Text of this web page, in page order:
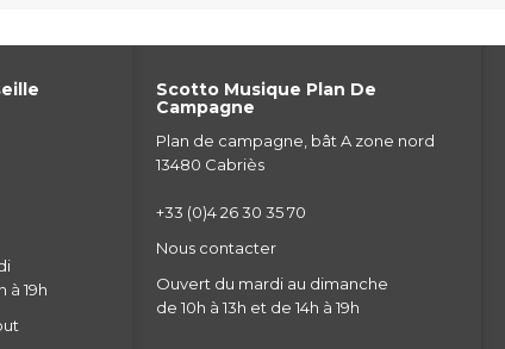
à 19h
Scotto Musique Plan De
Campagne
Plan de campagne, bât A zone nord
13480 Cabriès
+33 (0)4 26 30 35 70
Nous contacter
Ouvert du mardi au dimanche
de 10h à 13h et de 14h à 19h